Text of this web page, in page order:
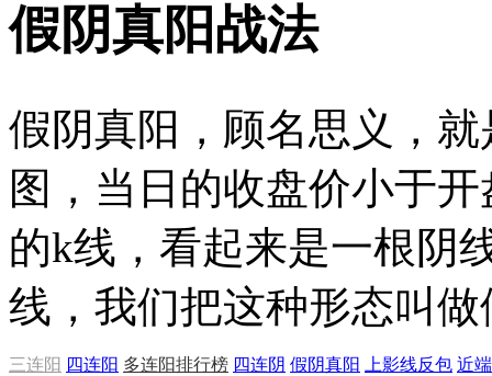
假阴真阳战法
假阴真阳，顾名思义，
图，当日的收盘价小于
的k线，看起来是一根阴
线，我们把这种形态叫
三连阳 四连阳 多连阳排行榜 四连阴 假阴真阳 上影线反包 近